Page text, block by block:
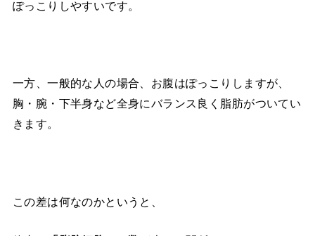
ぽっこりしやすいです。
一方、一般的な人の場合、お腹はぽっこりしますが、
胸・腕・下半身など全身にバランス良く脂肪がついてい
きます。
この差は何なのかというと、